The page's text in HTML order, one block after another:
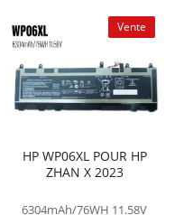
Vente
HP WP06XL POUR HP
ZHAN X 2023
6304mAh/76WH 11.58V